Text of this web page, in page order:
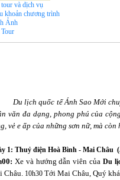
và dịch vụ
khoản chương trình
Ảnh
Du lịch quốc tế Ánh Sao Mới
văn đa dạng, phong phú của
vẻ e ấp của những sơn nữ, mà
1: Thuỷ điện Hoà Bình - Mai Châu
Xe và hướng dẫn viên củaDu
Châu. 10h30 Tới Mai Châu, Quý